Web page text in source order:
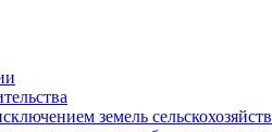
земель